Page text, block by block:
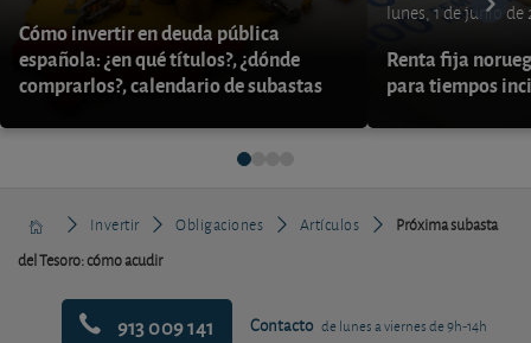
Cómo invertir en deuda pública
española: ¿en qué títulos?, ¿dónde
comprarlos?, calendario de subastas
lunes, 1 de junio de
Renta fija
para tiempos
Invertir Obligaciones Artículos
Próxima subasta
del Tesoro: cómo acudir
913 009 141 Contacto de lunes a viernes de 9h-14h